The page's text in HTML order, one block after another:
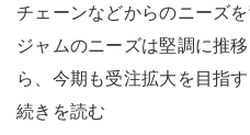
チェーンなどからのニーズ
ジャムのニーズは堅調に推
ら、今期も受注拡大を目
続きを読む